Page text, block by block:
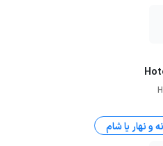
و نهار یا شام